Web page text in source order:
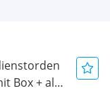
Box + alte